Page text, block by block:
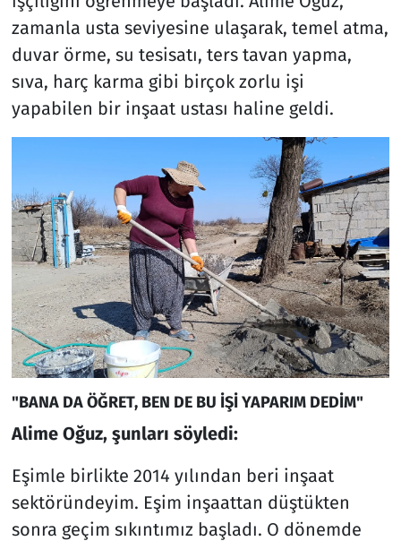
zamanla usta seviyesine ulaşarak, temel atma,
duvar örme, su tesisatı, ters tavan yapma,
sıva, harç karma gibi birçok zorlu işi
yapabilen bir inşaat ustası haline geldi.
"BANA DA ÖĞRET, BEN DE BU İŞİ YAPARIM DEDİM"
Alime Oğuz, şunları söyledi:
Eşimle birlikte 2014 yılından beri inşaat
sektöründeyim. Eşim inşaattan düştükten
sonra geçim sıkıntımız başladı. O dönemde